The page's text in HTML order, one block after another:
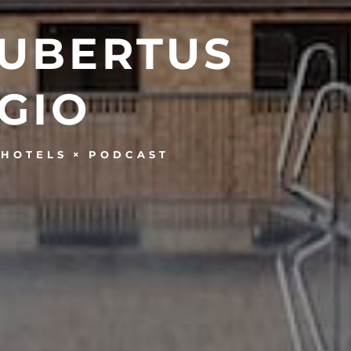
HOTELS PODCAST